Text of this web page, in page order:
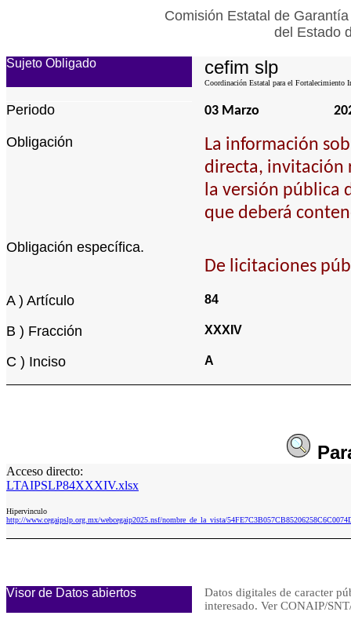
Comisión Estatal de
del Estado
Sujeto Obligado cefim slp
Coordinación Estatal para el Fortalecimiento
Periodo 03 Marzo
Obligación
La información
directa, invitación
la versión pública
que deberá
Obligación específica.
De licitaciones
A ) Artículo 84
B ) Fracción XXXIV
C ) Inciso A
Acceso directo:
LTAIPSLP84XXXIV.xlsx
Hipervinculo
http://www.cegaipslp.org.mx/webcegaip2025.nsf/nombre_de_la_vista/
Visor de Datos abiertos
Datos digitales de caracter
interesado. Ver CONAIP/